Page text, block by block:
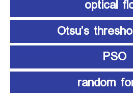
optical
Otsu’s
PSO
random